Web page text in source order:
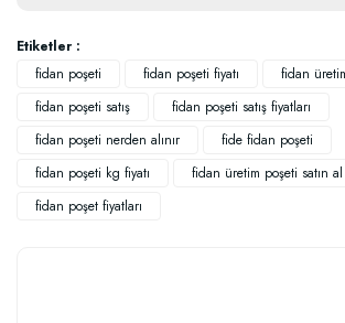
Etiketler :
fidan poşeti
fidan poşeti fiyatı
fidan
fidan poşeti satış
fidan poşeti satış fiyatları
fidan poşeti nerden alınır
fide fidan poşeti
fidan poşeti kg fiyatı
fidan üretim poşeti satın al
fidan poşet fiyatları